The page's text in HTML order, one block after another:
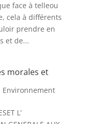
face à telleou
cela à différents
prendre en
et de...
morales et
Environnement
L’